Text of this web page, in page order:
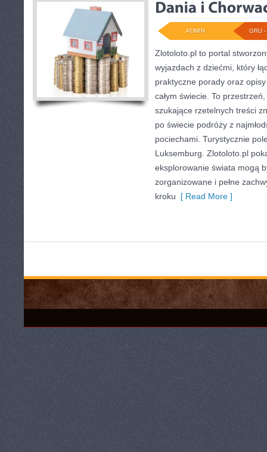
GRU
ADMIN
Zlotoloto.pl to portal
wyjazdach z dziećmi, który
praktyczne porady oraz
całym świecie. To
szukające rzetelnych treści
po świecie podróży z
pociechami. Turystycznie
Luksemburg. Zlotoloto.pl
eksplorowanie świata mogą
zorganizowane i pełne
kroku [ Read More ]